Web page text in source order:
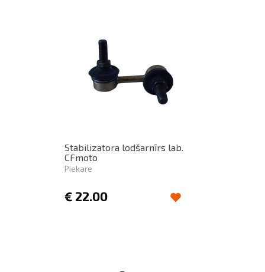
Stabilizatora lodšarnīrs lab.
CFmoto
Piekare
€ 22.00